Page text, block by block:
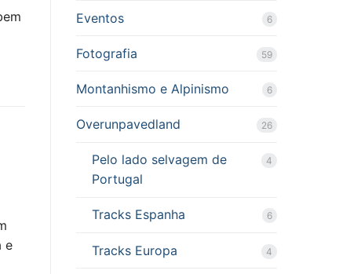
e
Eventos 6
Fotografia 59
Montanhismo e Alpinismo 6
Overunpavedland 26
Pelo lado selvagem de
Portugal
4
Tracks Espanha 6
Tracks Europa 4